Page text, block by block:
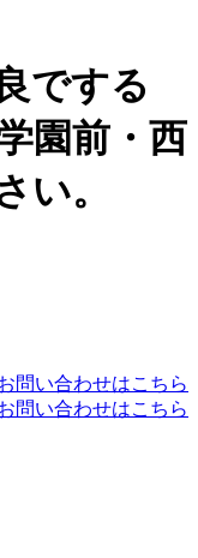
でする
園前・西
い。